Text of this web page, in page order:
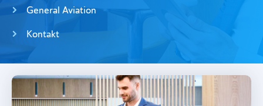
General Aviation
Kontakt